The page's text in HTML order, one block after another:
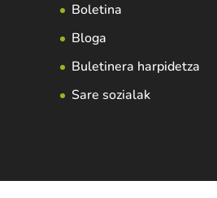
Boletina
Bloga
Buletinera harpidetza
Sare sozialak